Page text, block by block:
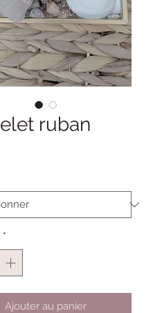
ruban
*
Ajouter au panier